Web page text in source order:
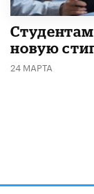
новую
24 МАРТА